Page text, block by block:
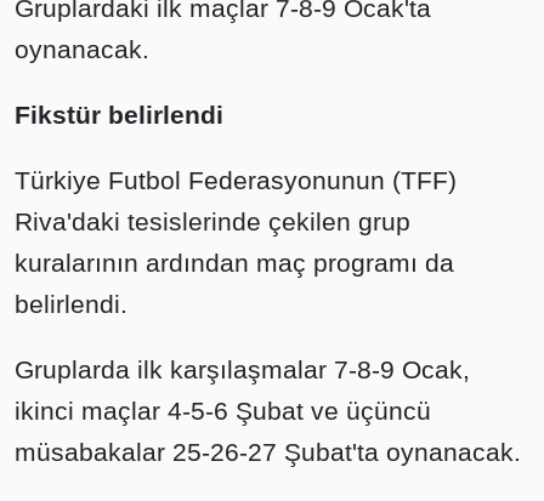
Gruplardaki ilk maçlar 7-8-9 Ocak'ta
oynanacak.
Fikstür belirlendi
Türkiye Futbol Federasyonunun (TFF)
Riva'daki tesislerinde çekilen grup
kuralarının ardından maç programı da
belirlendi.
Gruplarda ilk karşılaşmalar 7-8-9 Ocak,
ikinci maçlar 4-5-6 Şubat ve üçüncü
müsabakalar 25-26-27 Şubat'ta oynanacak.